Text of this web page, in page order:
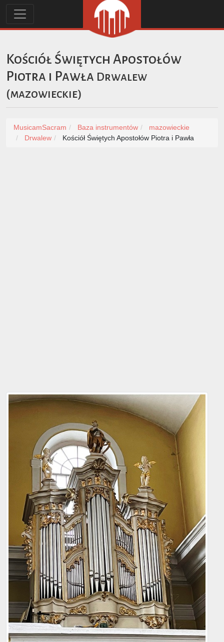
Kościół Świętych Apostołów
Piotra i Pawła Drwalew
(mazowieckie)
MusicamSacram Baza instrumentów
mazowieckie
Drwalew
Kościół Świętych Apostołów Piotra i Pawła